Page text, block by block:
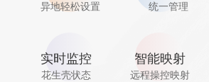
异地轻松设置 统一管理
实时监控
花生壳状态
智能映射
远程操控映射